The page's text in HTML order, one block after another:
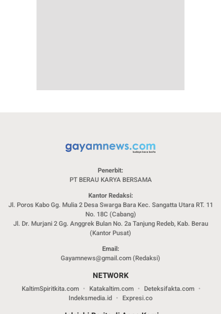
Penerbit:
PT BERAU KARYA BERSAMA
Kantor Redaksi:
Jl. Poros Kabo Gg. Mulia 2 Desa Swarga Bara Kec. Sangatta Utara RT. 11
No. 18C (Cabang)
Jl. Dr. Murjani 2 Gg. Anggrek Bulan No. 2a Tanjung Redeb, Kab. Berau
(Kantor Pusat)
Email:
Gayamnews@gmail.com (Redaksi)
NETWORK
KaltimSpiritkita.com Katakaltim.com
Deteksifakta.com
Indeksmedia.id
Expresi.co